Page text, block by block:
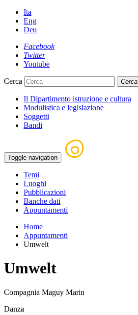
Ita
Eng
Deu
Facebook
Twitter
Youtube
Cerca Cerca
Il Dipartimento istruzione e cultura
Modulistica e legislazione
Soggetti
Bandi
Toggle navigation
Temi
Luoghi
Pubblicazioni
Banche dati
Appuntamenti
Home
Appuntamenti
Umwelt
Umwelt
Compagnia Maguy Marin
Danza